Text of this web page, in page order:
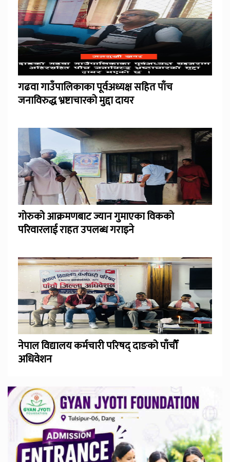
गढवा गाउँपालिकाका पूर्वअध्यक्ष सहित पाँच
जनाविरुद्ध भ्रष्टाचारको मुद्दा दायर
गोरुको आक्रमणबाट ज्यान गुमाएका विकको
परिवारलाई राहत उपलब्ध गराइने
नेपाल विद्यालय कर्मचारी परिषद् दाङको पाँचौँ
अधिवेशन